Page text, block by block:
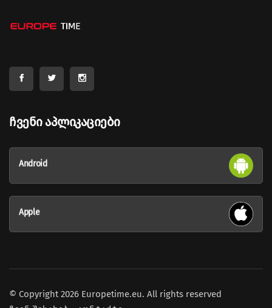
Ჩვენი Აპლიკაციები
Android
Apple
© Copyright 2026 Europetime.eu. All rights reserved